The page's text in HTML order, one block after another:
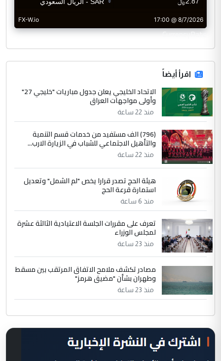
CurrencyRate
اقرأ أيضاً
الاتحاد الخليجي يعلن جدول مباريات "خليجي 27"
وأولى مواجهات العراق
منذ 22 ساعة
(796) الف مستفيد من خدمات قسم التنمية
والتأهيل الاجتماعي للشباب في الزيارة الارب...
منذ 22 ساعة
هيئة الحج تصدر قرارا يخص "لم الشمل" وتعديل
استمارة قرعة الحج
منذ 6 ساعة
تعرف على مقررات الجلسة الاعتيادية الثالثة عشرة
لمجلس الوزراء
منذ 23 ساعة
مصادر تكشف ملامح الاتفاق المرتقب بين مسقط
وطهران بشأن "مضيق هرمز"
منذ 23 ساعة